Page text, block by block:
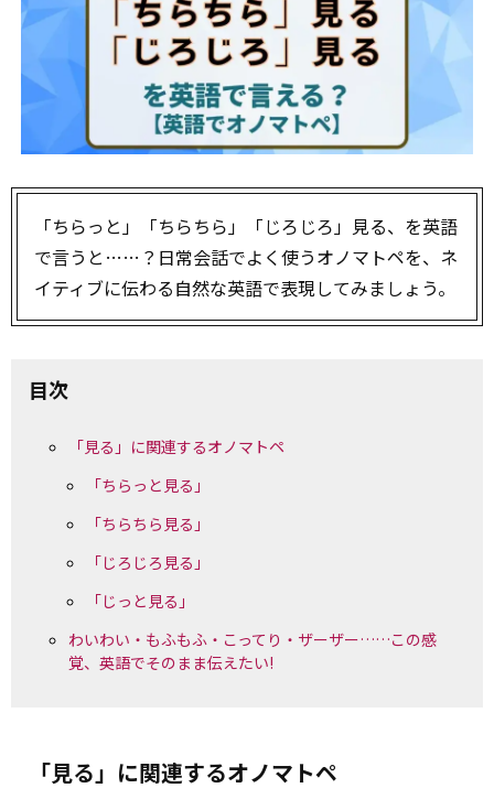
「ちらっと」「ちらちら」「じろじろ」見る、を英語
で言うと……？日常会話でよく使うオノマトペを、ネ
イティブに伝わる自然な英語で表現してみましょう。
目次
「見る」に関連するオノマトペ
「ちらっと見る」
「ちらちら見る」
「じろじろ見る」
「じっと見る」
わいわい・もふもふ・こってり・ザーザー……この感
覚、英語でそのまま伝えたい!
「見る」に関連するオノマトペ